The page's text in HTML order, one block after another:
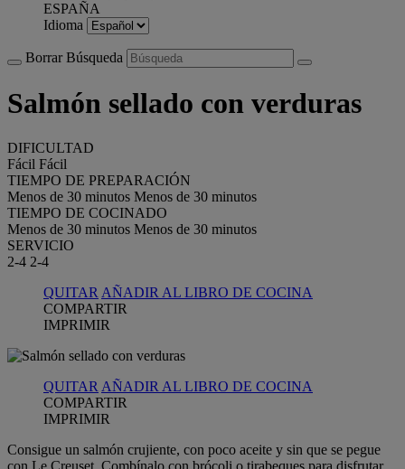
ESPAÑA
Idioma
Borrar Búsqueda
Salmón sellado con verduras
DIFICULTAD
Fácil Fácil
TIEMPO DE PREPARACIÓN
Menos de 30 minutos Menos de 30 minutos
TIEMPO DE COCINADO
Menos de 30 minutos Menos de 30 minutos
SERVICIO
2-4 2-4
QUITAR AÑADIR AL LIBRO DE COCINA
COMPARTIR
IMPRIMIR
QUITAR AÑADIR AL LIBRO DE COCINA
COMPARTIR
IMPRIMIR
Consigue un salmón crujiente, con poco aceite y sin que se pegue
con Le Creuset. Combínalo con brócoli o tirabeques para disfrutar